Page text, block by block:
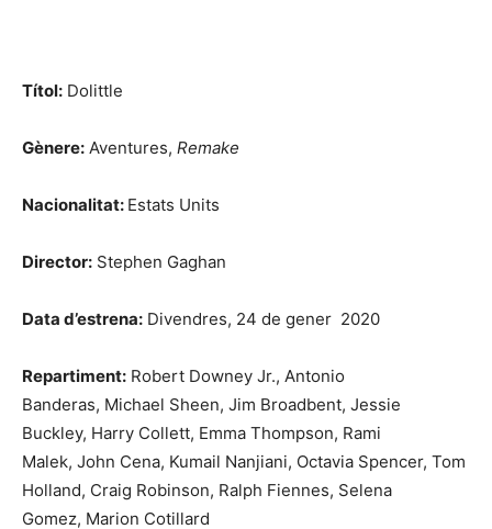
Títol: Dolittle
Gènere: Aventures, Remake
Nacionalitat: Estats Units
Director: Stephen Gaghan
Data d’estrena: Divendres, 24 de gener 2020
Repartiment: Robert Downey Jr., Antonio
Banderas, Michael Sheen, Jim Broadbent, Jessie
Buckley, Harry Collett, Emma Thompson, Rami
Malek, John Cena, Kumail Nanjiani, Octavia Spencer, Tom
Holland, Craig Robinson, Ralph Fiennes, Selena
Gomez, Marion Cotillard